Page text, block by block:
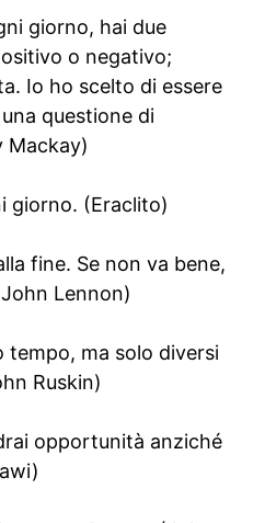
giorno, hai due
o negativo;
Io ho scelto di essere
questione di
Mackay)
giorno. (Eraclito)
fine. Se non va bene,
Lennon)
tempo, ma solo diversi
Ruskin)
opportunità anziché